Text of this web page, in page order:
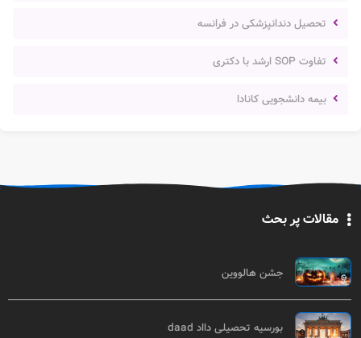
تحصیل دندانپزشکی در فرانسه
تفاوت SOP ارشد با دکتری
بیمه دانشجویی کانادا
مقالات پر بحث
جشن هالووین
بورسیه تحصیلی دااد daad